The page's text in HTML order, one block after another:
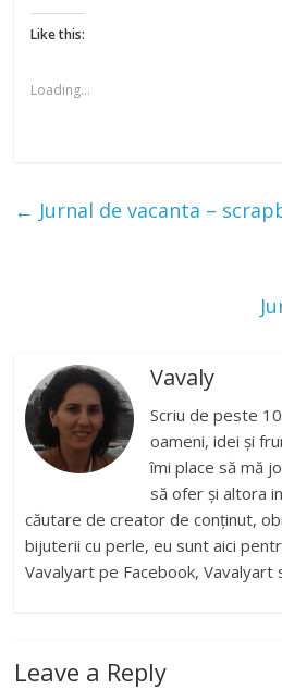
Like this:
Loading...
← Jurnal de vacanta –
Vavaly
Scriu de peste
oameni, idei și
îmi place să mă
să ofer și altora
căutare de creator de conținut,
bijuterii cu perle, eu sunt aici
Vavalyart pe Facebook, Vavalyart
Leave a Reply